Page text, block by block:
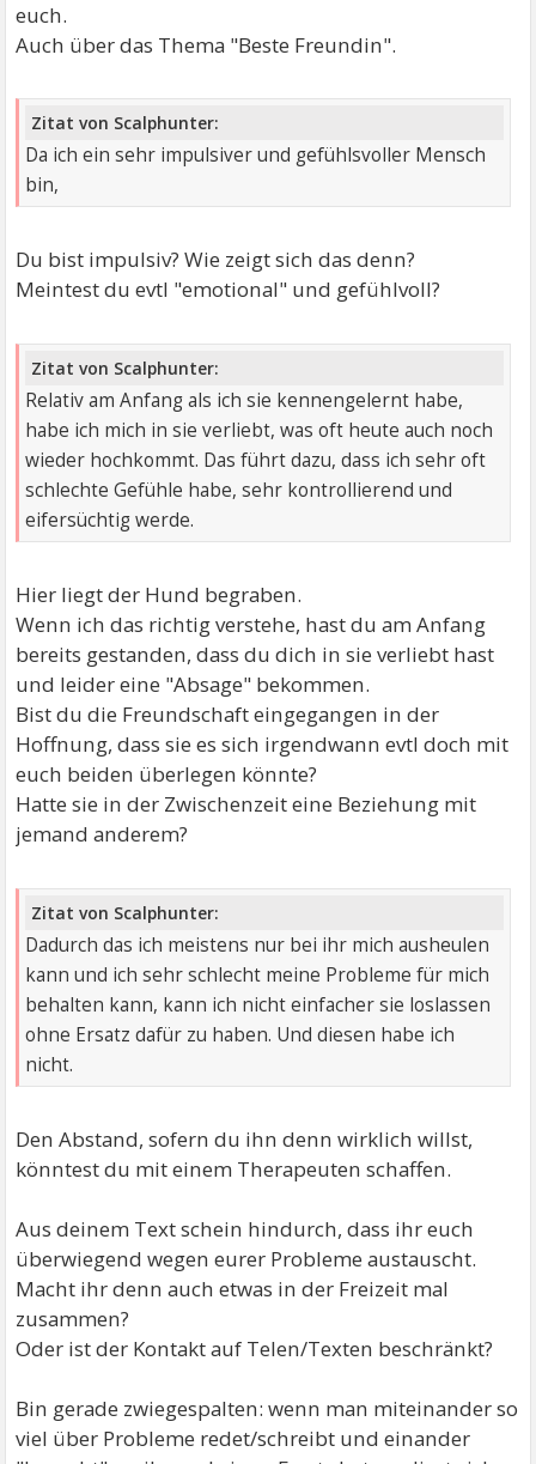
euch.
Auch über das Thema "Beste Freundin".
Zitat von Scalphunter:
Da ich ein sehr impulsiver und gefühlsvoller Mensch
bin,
Du bist impulsiv? Wie zeigt sich das denn?
Meintest du evtl "emotional" und gefühlvoll?
Zitat von Scalphunter:
Relativ am Anfang als ich sie kennengelernt habe,
habe ich mich in sie verliebt, was oft heute auch noch
wieder hochkommt. Das führt dazu, dass ich sehr oft
schlechte Gefühle habe, sehr kontrollierend und
eifersüchtig werde.
Hier liegt der Hund begraben.
Wenn ich das richtig verstehe, hast du am Anfang
bereits gestanden, dass du dich in sie verliebt hast
und leider eine "Absage" bekommen.
Bist du die Freundschaft eingegangen in der
Hoffnung, dass sie es sich irgendwann evtl doch mit
euch beiden überlegen könnte?
Hatte sie in der Zwischenzeit eine Beziehung mit
jemand anderem?
Zitat von Scalphunter:
Dadurch das ich meistens nur bei ihr mich ausheulen
kann und ich sehr schlecht meine Probleme für mich
behalten kann, kann ich nicht einfacher sie loslassen
ohne Ersatz dafür zu haben. Und diesen habe ich
nicht.
Den Abstand, sofern du ihn denn wirklich willst,
könntest du mit einem Therapeuten schaffen.
Aus deinem Text schein hindurch, dass ihr euch
überwiegend wegen eurer Probleme austauscht.
Macht ihr denn auch etwas in der Freizeit mal
zusammen?
Oder ist der Kontakt auf Telen/Texten beschränkt?
Bin gerade zwiegespalten: wenn man miteinander so
viel über Probleme redet/schreibt und einander